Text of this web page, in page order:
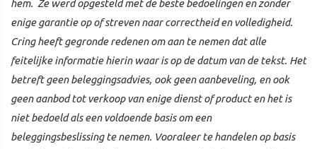
hem. Ze werd opgesteld met de beste bedoelingen en zonder
enige garantie op of streven naar correctheid en volledigheid.
Cring heeft gegronde redenen om aan te nemen dat alle
feitelijke informatie hierin waar is op de datum van de tekst. Het
betreft geen beleggingsadvies, ook geen aanbeveling, en ook
geen aanbod tot verkoop van enige dienst of product en het is
niet bedoeld als een voldoende basis om een
beleggingsbeslissing te nemen. Vooraleer te handelen op basis